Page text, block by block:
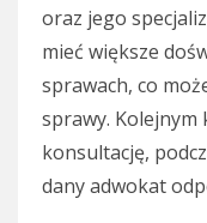
oraz jego
mieć większe
sprawach, co
sprawy.
konsultację,
dany adwokat